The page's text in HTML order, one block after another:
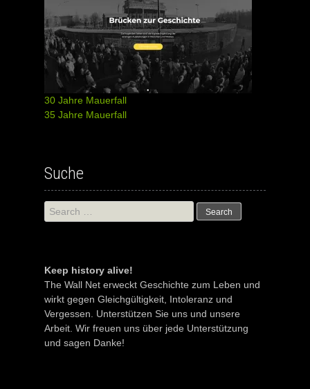
30 Jahre Mauerfall
35 Jahre Mauerfall
Suche
Search
for:
Keep history alive!
The Wall Net erweckt Geschichte zum Leben und
wirkt gegen Gleichgültigkeit, Intoleranz und
Vergessen. Unterstützen Sie uns und unsere
Arbeit. Wir freuen uns über jede Unterstützung
und sagen Danke!